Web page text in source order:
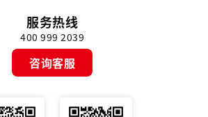
服务热线
400 999 2039
咨询客服